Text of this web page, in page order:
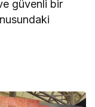
güvenli bir